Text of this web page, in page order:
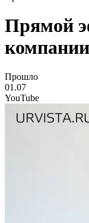
Прямой
Прошло
01.07
YouTube